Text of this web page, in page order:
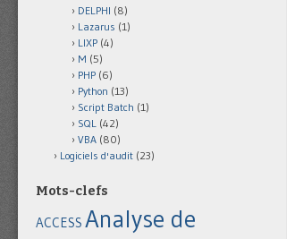
DELPHI (8)
Lazarus (1)
LIXP (4)
M (5)
PHP (6)
Python (13)
Script Batch (1)
SQL (42)
VBA (80)
Logiciels d'audit (23)
Mots-clefs
ACCESS Analyse de